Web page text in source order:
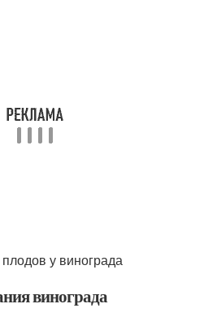
у винограда
винограда